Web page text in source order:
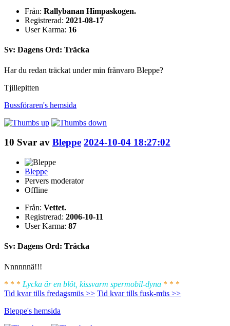
Från: Rallybanan Himpaskogen.
Registrerad: 2021-08-17
User Karma: 16
Sv: Dagens Ord: Träcka
Har du redan träckat under min frånvaro Bleppe?
Tjillepitten
Bussföraren's hemsida
10 Svar av Bleppe 2024-10-04 18:27:02
Bleppe
Pervers moderator
Offline
Från: Vettet.
Registrerad: 2006-10-11
User Karma: 87
Sv: Dagens Ord: Träcka
Nnnnnnä!!!
* * * Lycka är en blöt, kissvarm spermobil-dyna * * *
Tid kvar tills fredagsmüs >> Tid kvar tills fusk-müs >>
Bleppe's hemsida